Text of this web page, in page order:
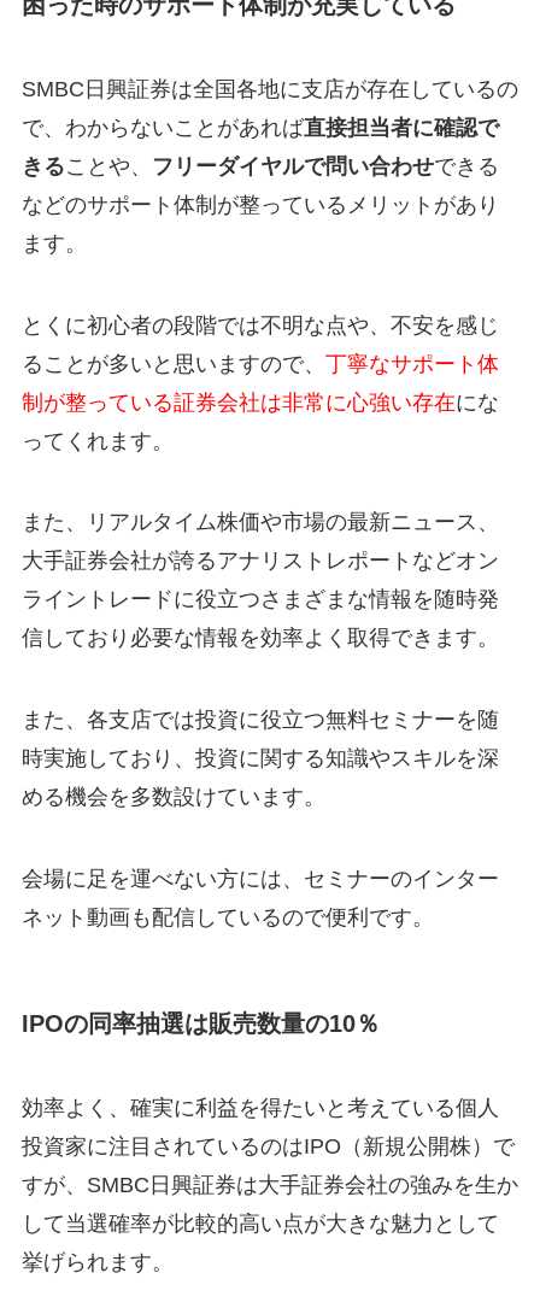
SMBC日興証券は全国各地に支店が存在しているの
で、わからないことがあれば直接担当者に確認で
きることや、 フリーダイヤルで問い合わせできる
などのサポート体制が整っているメリットがあり
ます。
とくに初心者の段階では不明な点や、不安を感じ
ることが多いと思いますので、 丁寧なサポート体
制が整っている証券会社は非常に心強い存在にな
ってくれます。
また、リアルタイム株価や市場の最新ニュース、
大手証券会社が誇るアナリストレポートなどオン
ライントレードに役立つさまざまな情報を随時発
信しており必要な情報を効率よく取得できます。
また、各支店では投資に役立つ無料セミナーを随
時実施しており、投資に関する知識やスキルを深
める機会を多数設けています。
会場に足を運べない方には、セミナーのインター
ネット動画も配信しているので便利です。
IPOの同率抽選は販売数量の10％
効率よく、確実に利益を得たいと考えている個人
投資家に注目されているのはIPO（新規公開株）で
すが、SMBC日興証券は大手証券会社の強みを生か
して当選確率が比較的高い点が大きな魅力として
挙げられます。